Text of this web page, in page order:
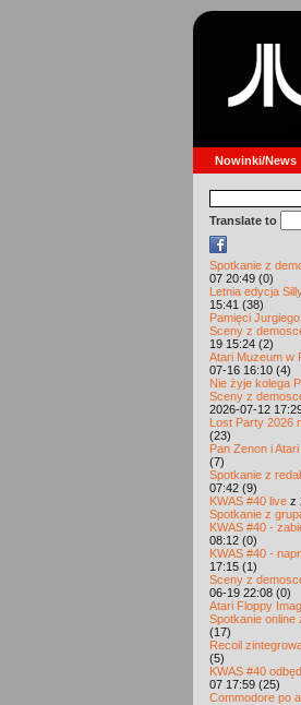
Nowinki/News
Translate to
Spotkanie z
07 20:49 (0)
Letnia edycja
15:41 (38)
Pamięci Jurgiego
Sceny z
19 15:24 (2)
Atari Muzeum w
07-16 16:10 (4)
Nie żyje kolega
Sceny z
2026-07-12
Lost Party 2026
(23)
Pan Zenon i
(7)
Spotkanie z
07:42 (9)
KWAS #40 live z
Spotkanie z
KWAS #40 -
08:12 (0)
KWAS #40 -
17:15 (1)
Sceny z
06-19 22:08 (0)
Atari Floppy
Spotkanie online
(17)
Recoil
(5)
KWAS #40
07 17:59 (25)
Commodore po